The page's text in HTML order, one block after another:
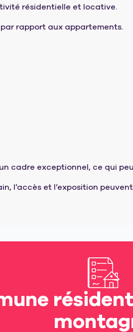
résidentielle et locative.
par rapport aux appartements.
cadre exceptionnel, ce qui
l’accès et l’exposition